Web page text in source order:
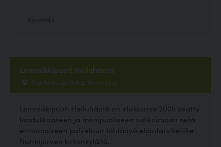
Lemmikkipuoti Heiluhäntä
Pratikankuja 13 A 2, Nurmijärvi
Lemmikkipuoti Heiluhäntä on elokuussa 2005 avattu
laadukkaaseen ja monipuoliseen valikoimaan sekä
erinomaiseen palveluun tähtäävä eläintarvikeliike
Nurmijärven kirkonkylällä.